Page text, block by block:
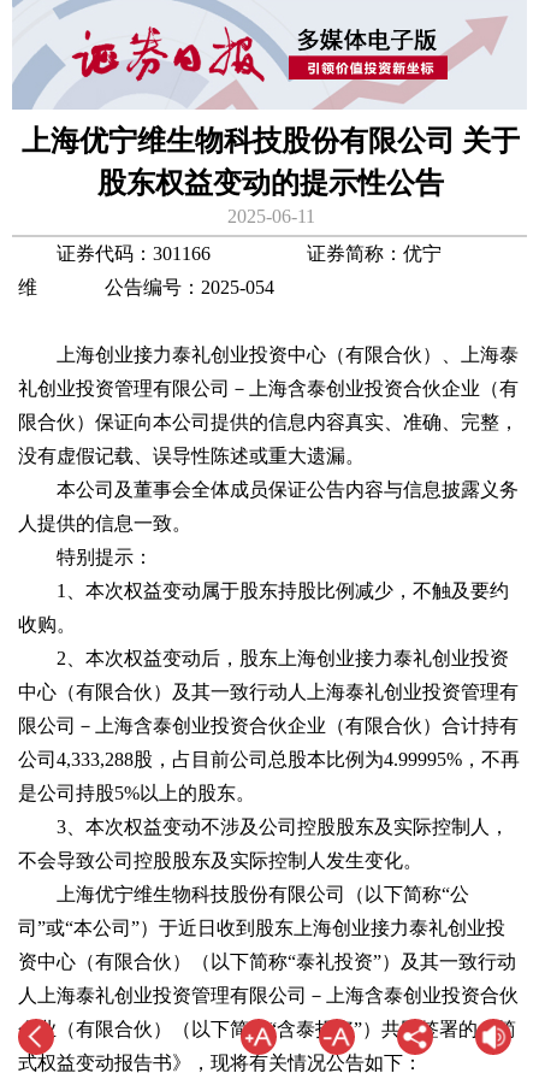
上海优宁维生物科技股份有限公司 关于
股东权益变动的提示性公告
2025-06-11
证券代码：301166 证券简称：优宁
维 公告编号：2025-054
上海创业接力泰礼创业投资中心（有限合伙）、上海泰
礼创业投资管理有限公司－上海含泰创业投资合伙企业（有
限合伙）保证向本公司提供的信息内容真实、准确、完整，
没有虚假记载、误导性陈述或重大遗漏。
本公司及董事会全体成员保证公告内容与信息披露义务
人提供的信息一致。
特别提示：
1、本次权益变动属于股东持股比例减少，不触及要约
收购。
2、本次权益变动后，股东上海创业接力泰礼创业投资
中心（有限合伙）及其一致行动人上海泰礼创业投资管理有
限公司－上海含泰创业投资合伙企业（有限合伙）合计持有
公司4,333,288股，占目前公司总股本比例为4.99995%，不再
是公司持股5%以上的股东。
3、本次权益变动不涉及公司控股股东及实际控制人，
不会导致公司控股股东及实际控制人发生变化。
上海优宁维生物科技股份有限公司（以下简称“公
司”或“本公司”）于近日收到股东上海创业接力泰礼创业投
资中心（有限合伙）（以下简称“泰礼投资”）及其一致行动
人上海泰礼创业投资管理有限公司－上海含泰创业投资合伙
企业（有限合伙）（以下简称“含泰投资”）共同签署的《简
式权益变动报告书》，现将有关情况公告如下：